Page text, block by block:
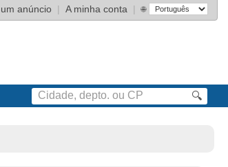
anúncio | A minha conta | 🌐
🔍